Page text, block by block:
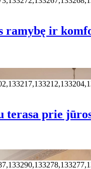
ramybę ir
terasa prie